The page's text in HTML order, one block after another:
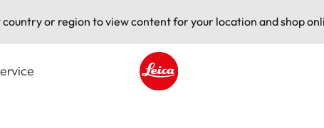
or region to view content for your location and shop